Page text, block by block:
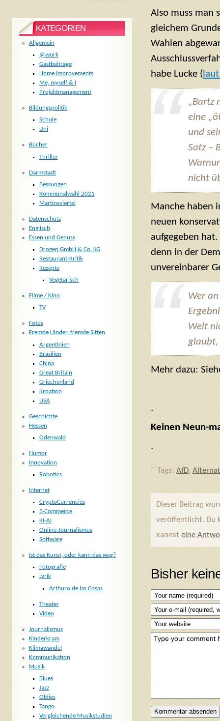
Also muss man
gleichem
Wahlen
habe Lucke (
„Bartz
eine
und
Satz –
nicht
Manche haben
neuen
aufgegeben
denn in der
unvereinbarer
Wer
Welt
glaubt,
Mehr dazu:
.
Keinen Neun-
.
Tags: AfD,
Dieser Beitrag
veröffentlicht. Du
kannsteine
Bisher
KATEGORIEN
Allgemein
@work
Gastbeiträge
Home Improvements
Me, myself & I
Projektmanagement
Bildungspolitik
Schule
Uni
Bücher
Thriller
Darmstadt
Bessungen
Kommunalwahl 2021
Martinsviertel
Datenschutz
Englisch
Essen und Genuss
Drogen GmbH & Co. KG
Restaurant-Kritik
Rezepte
Vegetarisch
Filme / Kino
TV
Fotos
Fremde Länder, fremde Sitten
Argentinien
Brasilien
China
Great Britain
Griechenland
Kroation
USA
Geschichte
Hessen
Odenwald
Humor
Innovation
Robotics
Internet
CryptoCurrencies
E-Commerce
KI-AI
Online-Journalismus
Software
Ist das Kunst, oder kann das weg?
Fotografie
Lyrik
Arthuro de las Cosas
Theater
Video
Journalismus
Kinderkram
Klimawandel
Kommunikation
Musik
Blues
Jazz
Oldies
Tango
Vergleichende Musikstudien